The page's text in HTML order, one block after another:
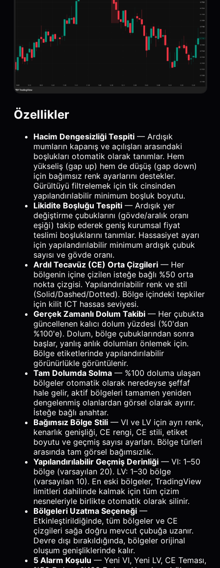
Özellikler
Hacim Dengesizliği Tespiti — Ardışık
mumların kapanış ve açılışları arasındaki
boşlukları otomatik olarak tanımlar. Hem
yükseliş (gap up) hem de düşüş (gap down)
için bağımsız renk ayarlarını destekler.
Gürültüyü filtrelemek için tik cinsinden
yapılandırılabilir minimum boşluk boyutu.
Likidite Boşluğu Tespiti — Ardışık yer
değiştirme çubuklarını (gövde/aralık oranı
eşiği) takip ederek geniş kurumsal fiyat
teslimi boşluklarını tanımlar. Hassasiyet ayarı
için yapılandırılabilir minimum ardışık çubuk
sayısı ve gövde oranı.
Ardıl Tecavüz (CE) Orta Çizgileri — Her
bölgenin içine çizilen isteğe bağlı %50 orta
nokta çizgisi. Yapılandırılabilir renk ve stil
(Solid/Dashed/Dotted). Bölge içindeki tepkiler
için kilit ICT hassas seviyesi.
Gerçek Zamanlı Dolum Takibi — Her çubukta
güncellenen kalıcı dolum yüzdesi (%0'dan
%100'e). Dolum, bölge çubuklarından sonra
başlar, yanlış anlık dolumları önlemek için.
Bölge etiketlerinde yapılandırılabilir
görünürlükle görüntülenir.
Tam Dolumda Solma — %100 doluma ulaşan
bölgeler otomatik olarak neredeyse şeffaf
hale gelir, aktif bölgeleri tamamen yeniden
dengelenmiş olanlardan görsel olarak ayırır.
İsteğe bağlı anahtar.
Bağımsız Bölge Stili — VI ve LV için ayrı renk,
kenarlık genişliği, CE rengi, CE stili, etiket
boyutu ve geçmiş sayısı ayarları. Bölge türleri
arasında tam görsel bağımsızlık.
Yapılandırılabilir Geçmiş Derinliği — VI: 1–50
bölge (varsayılan 20). LV: 1–30 bölge
(varsayılan 10). En eski bölgeler, TradingView
limitleri dahilinde kalmak için tüm çizim
nesneleriyle birlikte otomatik olarak silinir.
Bölgeleri Uzatma Seçeneği —
Etkinleştirildiğinde, tüm bölgeler ve CE
çizgileri sağa doğru mevcut çubuğa uzanır.
Devre dışı bırakıldığında, bölgeler orijinal
oluşum genişliklerinde kalır.
5 Alarm Koşulu — Yeni VI, Yeni LV, CE Teması,